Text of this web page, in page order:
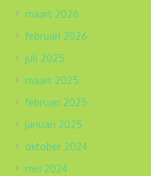
maart 2026
februari 2026
juli 2025
maart 2025
februari 2025
januari 2025
oktober 2024
mei 2024